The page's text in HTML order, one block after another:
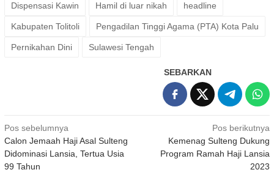
Dispensasi Kawin Hamil di luar nikah headline
Kabupaten Tolitoli Pengadilan Tinggi Agama (PTA) Kota Palu
Pernikahan Dini Sulawesi Tengah
SEBARKAN
Navigasi
pos
Pos sebelumnya
Calon Jemaah Haji Asal Sulteng
Didominasi Lansia, Tertua Usia
99 Tahun
Pos berikutnya
Kemenag Sulteng Dukung
Program Ramah Haji Lansia
2023